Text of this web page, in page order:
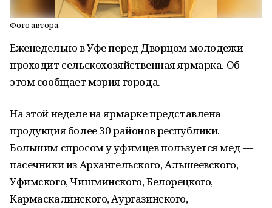
Фото автора.
Еженедельно в Уфе перед Дворцом молодежи
проходит сельскохозяйственная ярмарка. Об
этом сообщает мэрия города.
На этой неделе на ярмарке представлена
продукция более 30 районов республики.
Большим спросом у уфимцев пользуется мед —
пасечники из Архангельского, Альшеевского,
Уфимского, Чишминского, Белорецкого,
Кармаскалинского, Аургазинского,